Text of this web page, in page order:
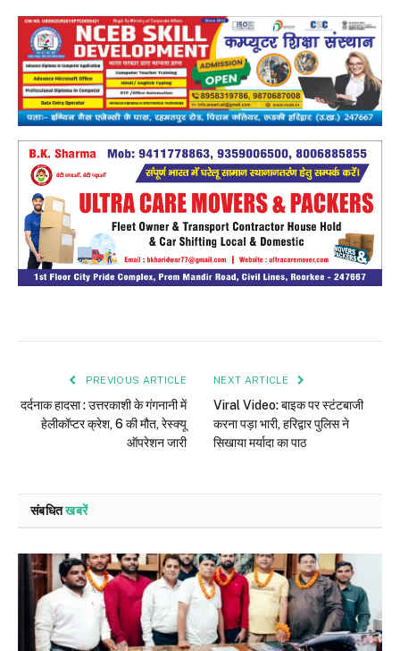
PREVIOUS ARTICLE
दर्दनाक हादसा : उत्तरकाशी के गंगनानी में
हेलीकॉप्टर क्रेश, 6 की मौत, रेस्क्यू
ऑपरेशन जारी
NEXT ARTICLE
Viral Video: बाइक पर स्‍टंटबाजी
करना पड़ा भारी, हरिद्वार पुलिस ने
सिखाया मर्यादा का पाठ
संबधितखबरें